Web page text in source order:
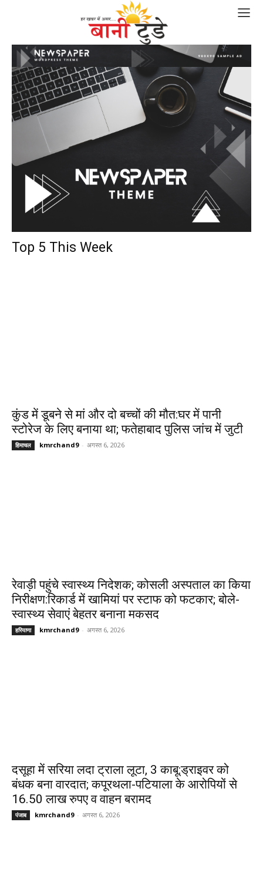
Top 5 This Week
कुंड में डूबने से मां और दो बच्चों की मौत:घर में पानी
स्टोरेज के लिए बनाया था; फतेहाबाद पुलिस जांच में जुटी
हिमाचल kmrchand9 - अगस्त 6, 2026
रेवाड़ी पहुंचे स्वास्थ्य निदेशक; कोसली अस्पताल का किया
निरीक्षण:रिकार्ड में खामियां पर स्टाफ को फटकार; बोले-
स्वास्थ्य सेवाएं बेहतर बनाना मकसद
हरियाणा kmrchand9 - अगस्त 6, 2026
दसूहा में सरिया लदा ट्राला लूटा, 3 काबू:ड्राइवर को
बंधक बना वारदात; कपूरथला-पटियाला के आरोपियों से
16.50 लाख रुपए व वाहन बरामद
पंजाब kmrchand9 - अगस्त 6, 2026